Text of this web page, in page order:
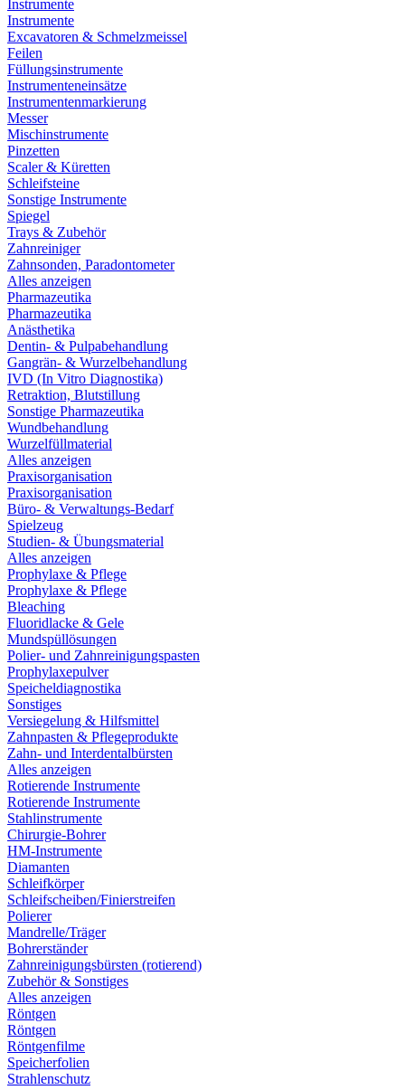
Instrumente
Instrumente
Excavatoren & Schmelzmeissel
Feilen
Füllungsinstrumente
Instrumenteneinsätze
Instrumentenmarkierung
Messer
Mischinstrumente
Pinzetten
Scaler & Küretten
Schleifsteine
Sonstige Instrumente
Spiegel
Trays & Zubehör
Zahnreiniger
Zahnsonden, Paradontometer
Alles anzeigen
Pharmazeutika
Pharmazeutika
Anästhetika
Dentin- & Pulpabehandlung
Gangrän- & Wurzelbehandlung
IVD (In Vitro Diagnostika)
Retraktion, Blutstillung
Sonstige Pharmazeutika
Wundbehandlung
Wurzelfüllmaterial
Alles anzeigen
Praxisorganisation
Praxisorganisation
Büro- & Verwaltungs-Bedarf
Spielzeug
Studien- & Übungsmaterial
Alles anzeigen
Prophylaxe & Pflege
Prophylaxe & Pflege
Bleaching
Fluoridlacke & Gele
Mundspüllösungen
Polier- und Zahnreinigungspasten
Prophylaxepulver
Speicheldiagnostika
Sonstiges
Versiegelung & Hilfsmittel
Zahnpasten & Pflegeprodukte
Zahn- und Interdentalbürsten
Alles anzeigen
Rotierende Instrumente
Rotierende Instrumente
Stahlinstrumente
Chirurgie-Bohrer
HM-Instrumente
Diamanten
Schleifkörper
Schleifscheiben/Finierstreifen
Polierer
Mandrelle/Träger
Bohrerständer
Zahnreinigungsbürsten (rotierend)
Zubehör & Sonstiges
Alles anzeigen
Röntgen
Röntgen
Röntgenfilme
Speicherfolien
Strahlenschutz